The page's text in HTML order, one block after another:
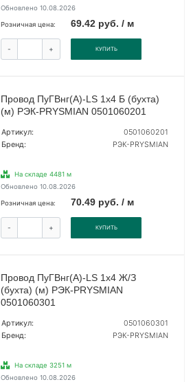
Обновлено 10.08.2026
Розничная цена: 69.42 руб. / м
- + КУПИТЬ
Провод ПуГВнг(А)-LS 1х4 Б (бухта)
(м) РЭК-PRYSMIAN 0501060201
Артикул:
0501060201
Бренд:
РЭК-PRYSMIAN
На складе 4481 м
Обновлено 10.08.2026
Розничная цена: 70.49 руб. / м
- + КУПИТЬ
Провод ПуГВнг(А)-LS 1х4 Ж/З
(бухта) (м) РЭК-PRYSMIAN
0501060301
Артикул:
0501060301
Бренд:
РЭК-PRYSMIAN
На складе 3251 м
Обновлено 10.08.2026